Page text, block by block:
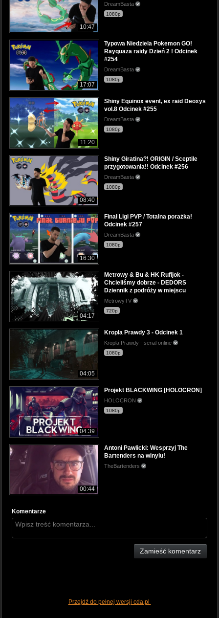
10:47
DreamBasta
1080p
17:07
Typowa Niedziela Pokemon GO!
Rayquaza raidy Dzień 2 ! Odcinek
#254
DreamBasta
1080p
11:20
Shiny Equinox event, ex raid Deoxys
vol.8 Odcinek #255
DreamBasta
1080p
08:40
Shiny Giratina?! ORIGIN / Sceptile
przygotowania!! Odcinek #256
DreamBasta
1080p
16:30
Finał Ligi PVP / Totalna porażka!
Odcinek #257
DreamBasta
1080p
04:17
Metrowy & Bu & HK Rufijok -
Chcieliśmy dobrze - DEDORS
Dziennik z podróży w miejscu
MetrowyTV
720p
04:05
Kropla Prawdy 3 - Odcinek 1
Kropla Prawdy - serial online
1080p
04:39
Projekt BLACKWING [HOLOCRON]
HOLOCRON
1080p
00:44
Antoni Pawlicki: Wesprzyj The
Bartenders na winylu!
TheBartenders
Komentarze
Zamieść komentarz
Przejdź do pełnej wersji cda.pl